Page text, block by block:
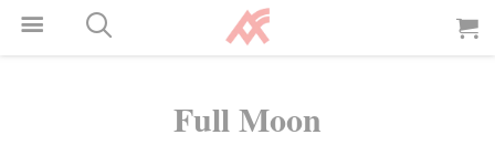
Full Moon